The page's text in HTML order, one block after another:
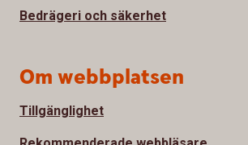
Bedrägeri och säkerhet
Om webbplatsen
Tillgänglighet